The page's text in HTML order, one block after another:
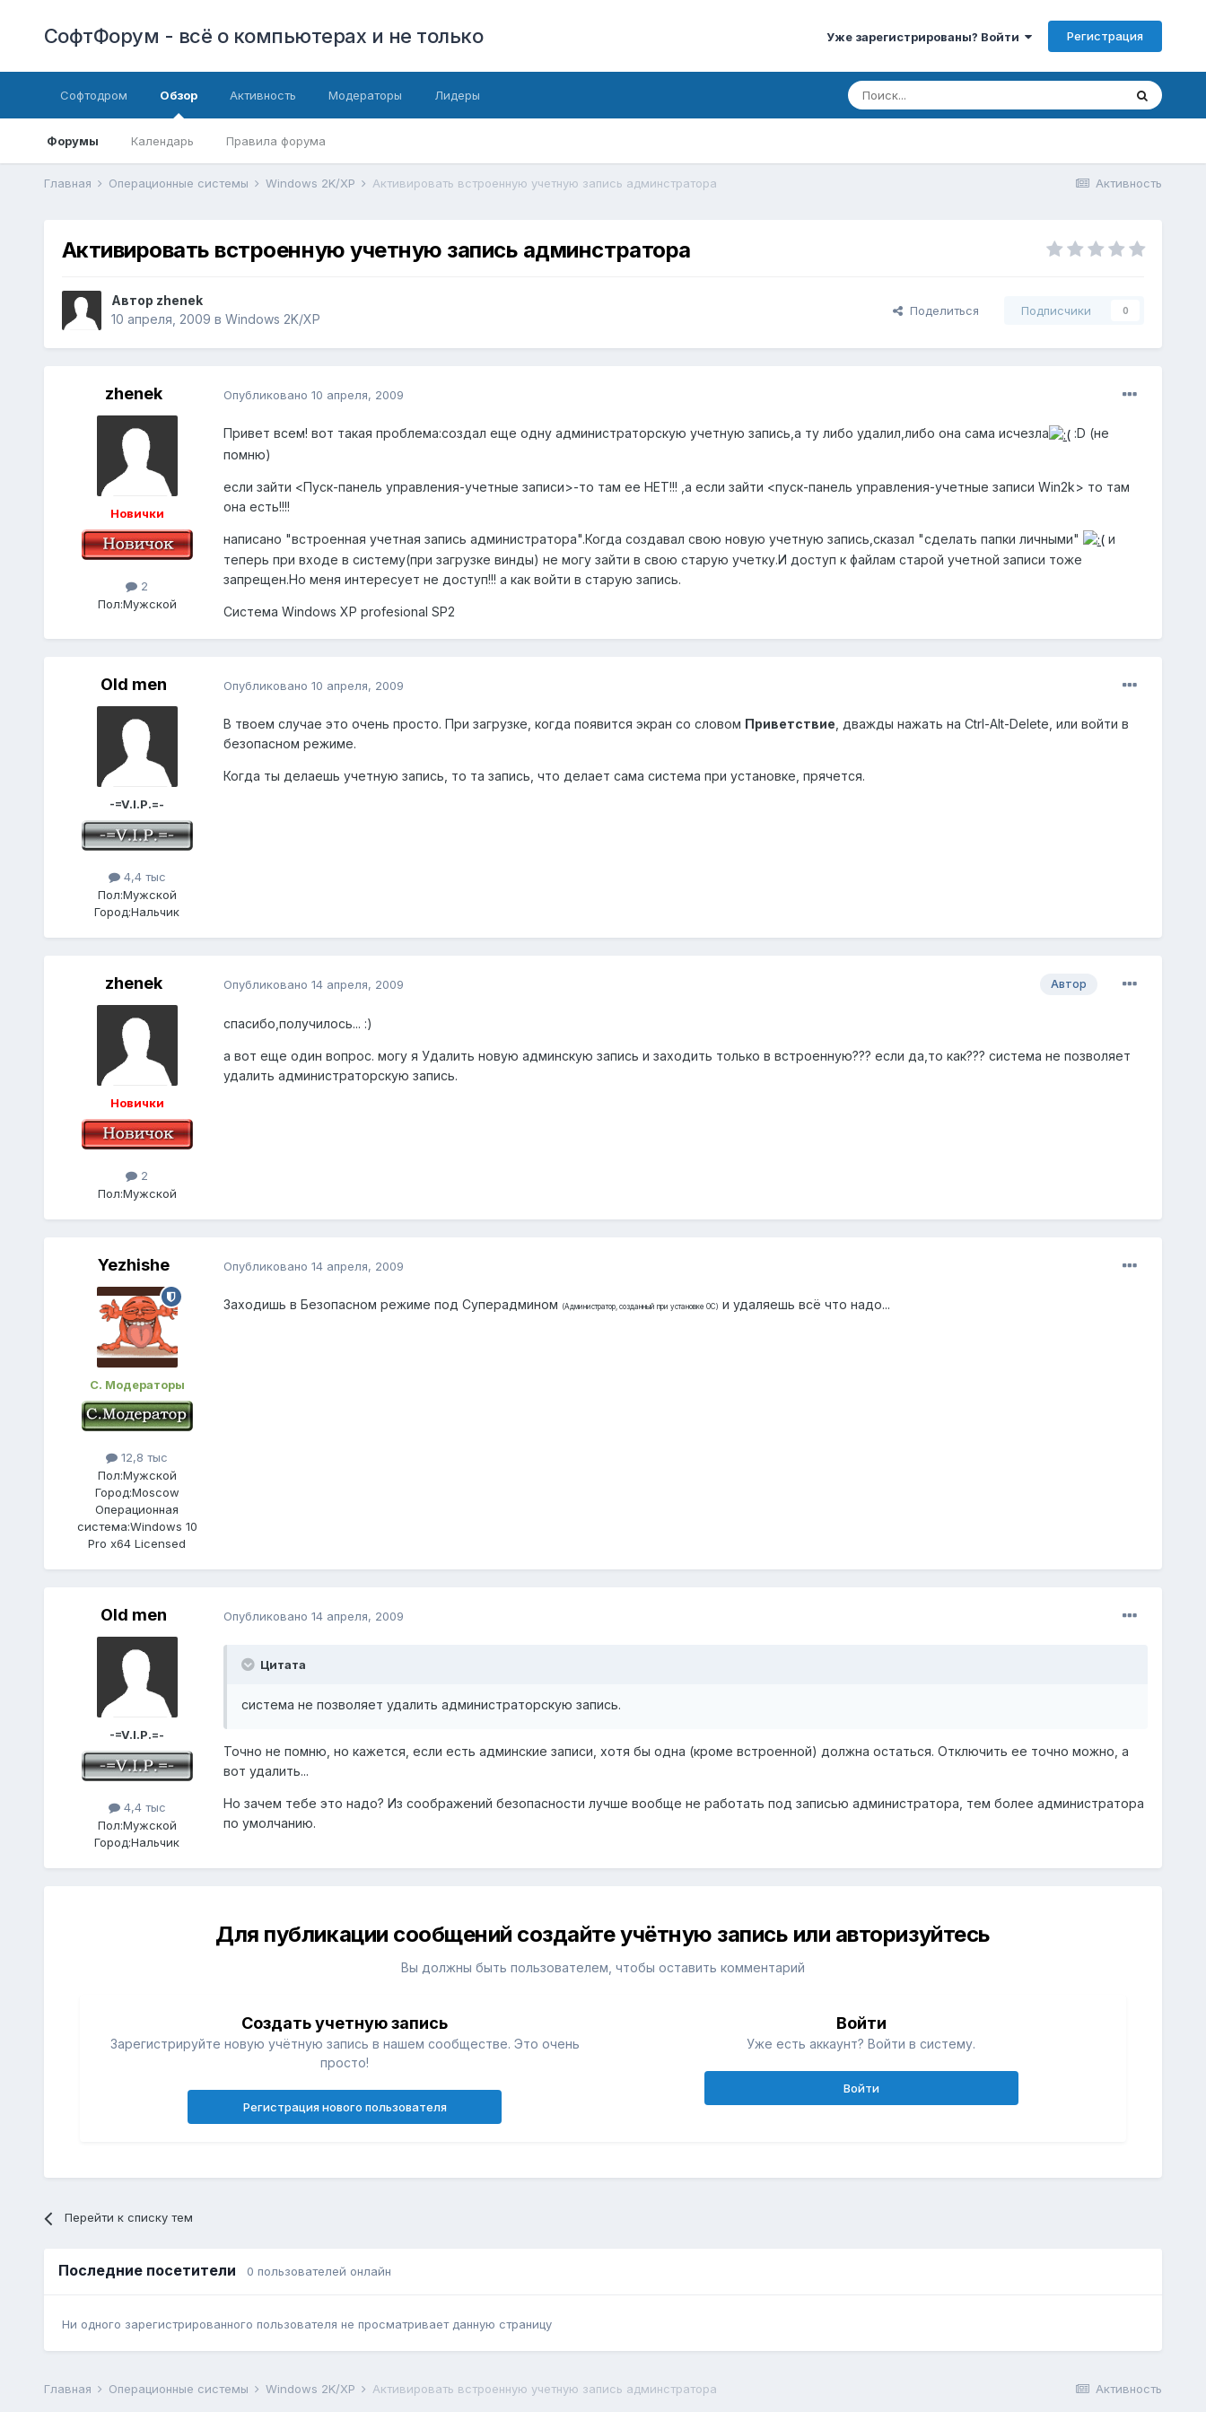
СофтФорум - всё о компьютерах и не только Уже зарегистрированы? Войти Регистрация
Софтодром Обзор
Форумы Календарь Правила форума
Активность Модераторы Лидеры
Активность
Главная Операционные системы Windows 2K/XP Активировать встроенную учетную запись админстратора
Активировать встроенную учетную запись админстратора
Автор zhenek
10 апреля, 2009 в Windows 2K/XP
Поделиться Подписчики 0
zhenek
Новички
2
Пол:Мужской
Опубликовано 10 апреля, 2009
Привет всем! вот такая проблема:создал еще одну администраторскую учетную запись,а ту либо удалил,либо она сама исчезла
:D (не
помню)
если зайти <Пуск-панель управления-учетные записи>-то там ее НЕТ!!! ,а если зайти <пуск-панель управления-учетные записи Win2k> то там
она есть!!!!
написано "встроенная учетная запись администратора".Когда создавал свою новую учетную запись,сказал "сделать папки личными"
и
теперь при входе в систему(при загрузке винды) не могу зайти в свою старую учетку.И доступ к файлам старой учетной записи тоже
запрещен.Но меня интересует не доступ!!! а как войти в старую запись.
Система Windows XP profesional SP2
Old men
-=V.I.P.=-
4,4 тыс
Пол:Мужской
Город:Нальчик
Опубликовано 10 апреля, 2009
В твоем случае это очень просто. При загрузке, когда появится экран со словом Приветствие , дважды нажать на Ctrl-Alt-Delete, или войти в
безопасном режиме.
Когда ты делаешь учетную запись, то та запись, что делает сама система при установке, прячется.
zhenek
Новички
2
Пол:Мужской
Автор
Опубликовано 14 апреля, 2009
спасибо,получилось... :)
а вот еще один вопрос. могу я Удалить новую админскую запись и заходить только в встроенную??? если да,то как??? система не позволяет
удалить администраторскую запись.
Yezhishe
С. Модераторы
12,8 тыс
Пол:Мужской
Город:Moscow
Операционная
система:Windows 10
Pro x64 Licensed
Опубликовано 14 апреля, 2009
Заходишь в Безопасном режиме под Суперадмином (Администратор, созданный при установке ОС) и удаляешь всё что надо...
Old men
-=V.I.P.=-
4,4 тыс
Пол:Мужской
Город:Нальчик
Опубликовано 14 апреля, 2009
Цитата
система не позволяет удалить администраторскую запись.
Точно не помню, но кажется, если есть админские записи, хотя бы одна (кроме встроенной) должна остаться. Отключить ее точно можно, а
вот удалить...
Но зачем тебе это надо? Из соображений безопасности лучше вообще не работать под записью администратора, тем более администратора
по умолчанию.
Для публикации сообщений создайте учётную запись или авторизуйтесь
Вы должны быть пользователем, чтобы оставить комментарий
Создать учетную запись
Зарегистрируйте новую учётную запись в нашем сообществе. Это очень
просто!
Регистрация нового пользователя
Войти
Уже есть аккаунт? Войти в систему.
Войти
Перейти к списку тем
Последние посетители 0 пользователей онлайн
Ни одного зарегистрированного пользователя не просматривает данную страницу
Активность
Главная Операционные системы Windows 2K/XP Активировать встроенную учетную запись админстратора